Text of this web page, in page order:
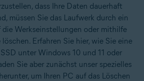
dass Ihre Daten dauerhaft
müssen Sie das Laufwerk durch ein
die Werkseinstellungen oder mithilfe
Erfahren Sie hier, wie Sie eine
unter Windows 10 und 11 oder
Sie aber zunächst unser spezielles
um Ihren PC auf das Löschen